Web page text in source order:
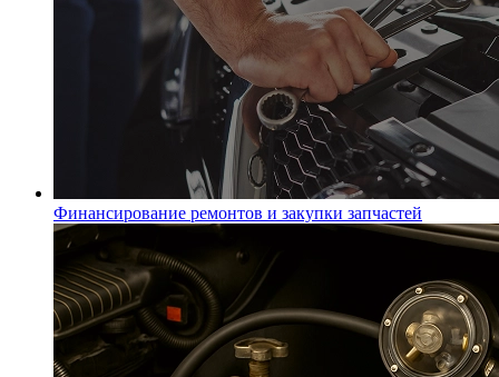
Финансирование ремонтов и закупки запчастей